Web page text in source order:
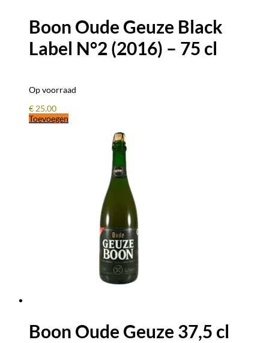
Boon Oude Geuze Black
Label N°2 (2016) – 75 cl
Op voorraad
€ 25,00
Toevoegen
Boon Oude Geuze 37,5 cl